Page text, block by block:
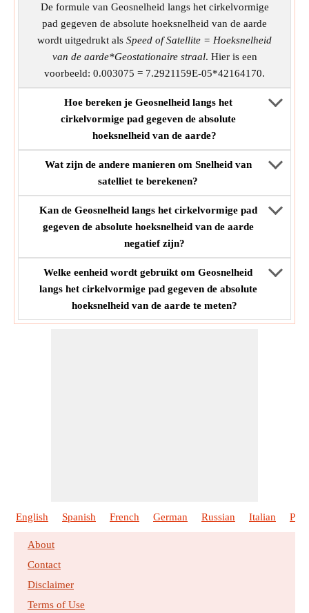
De formule van Geosnelheid langs het cirkelvormige
pad gegeven de absolute hoeksnelheid van de aarde
wordt uitgedrukt als Speed of Satellite = Hoeksnelheid
van de aarde*Geostationaire straal. Hier is een
voorbeeld: 0.003075 = 7.2921159E-05*42164170.
Hoe bereken je Geosnelheid langs het
cirkelvormige pad gegeven de absolute
hoeksnelheid van de aarde?
Wat zijn de andere manieren om Snelheid van
satelliet te berekenen?
Kan de Geosnelheid langs het cirkelvormige pad
gegeven de absolute hoeksnelheid van de aarde
negatief zijn?
Welke eenheid wordt gebruikt om Geosnelheid
langs het cirkelvormige pad gegeven de absolute
hoeksnelheid van de aarde te meten?
English Spanish French German Russian Italian
About
Contact
Disclaimer
Terms of Use